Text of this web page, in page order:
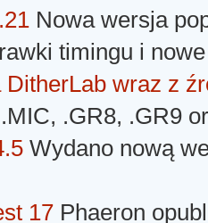
Nowa wersja
timingu i
wraz z
.GR8, .GR9
Wydano nową
17 Phaeron